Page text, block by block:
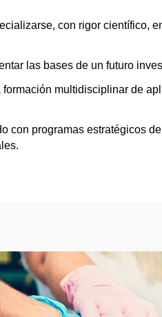
con rigor científico,
las bases de un futuro
formación multidisciplinar de
con programas estratégicos